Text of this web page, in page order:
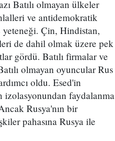
Batılı olmayan ülkeler
ve antidemokratik
Çin, Hindistan,
de dahil olmak üzere pek
gördü. Batılı firmalar ve
olmayan oyuncular Rus
oldu. Esed'in
izolasyonundan faydalanma
Rusya'nın bir
pahasına Rusya ile